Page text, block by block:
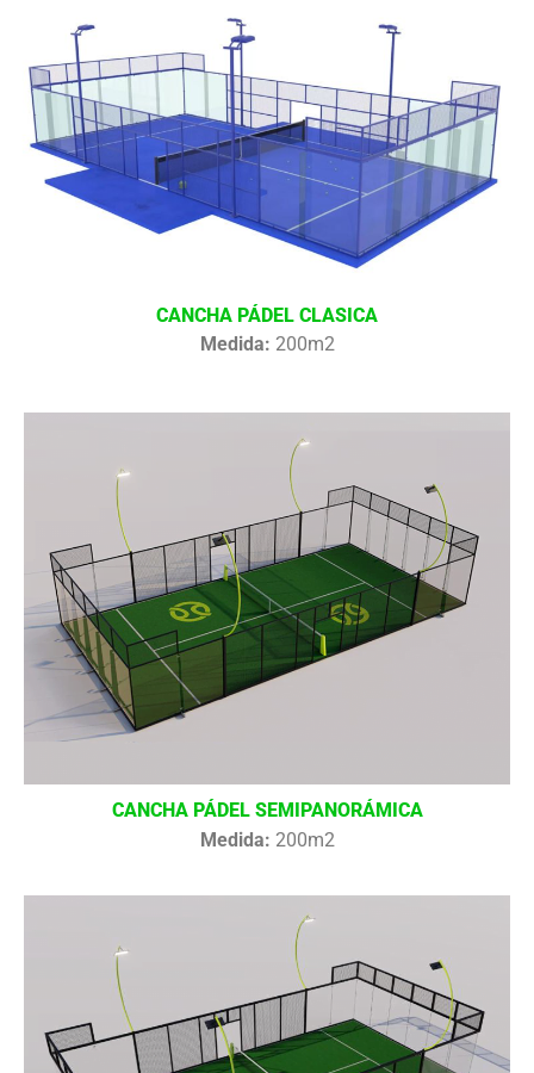
CANCHA PÁDEL CLASICA
Medida: 200m2
CANCHA PÁDEL SEMIPANORÁMICA
Medida: 200m2